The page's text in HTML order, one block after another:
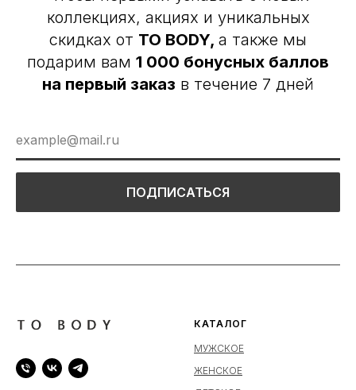
коллекциях, акциях и уникальных
скидках от TO BODY, а также мы
подарим вам 1 000 бонусных баллов
на первый заказ в течение 7 дней
ПОДПИСАТЬСЯ
КАТАЛОГ
МУЖСКОЕ
ЖЕНСКОЕ